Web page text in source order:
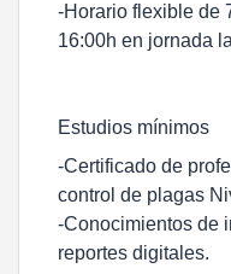
-Horario flexible de
16:00h en jornada
Estudios mínimos
-Certificado de
control de plagas
-Conocimientos de
reportes digitales.